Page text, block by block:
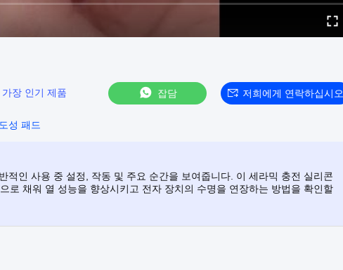
가장 인기 제품 잡담 저희에게 연락하십시오
성 패드
적인 사용 중 설정, 작동 및 주요 순간을 보여줍니다. 이 세라믹 충전 실리콘
로 채워 열 성능을 향상시키고 전자 장치의 수명을 연장하는 방법을 확인할